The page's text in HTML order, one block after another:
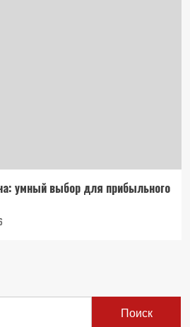
умный выбор для прибыльного
Поиск